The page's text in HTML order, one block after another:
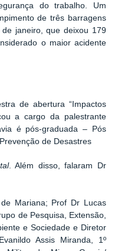
do trabalho. Um
de três barragens
janeiro, que deixou 179
o maior acidente
de abertura “Impactos
a cargo da palestrante
é pós-graduada – Pós
de Desastres
. Além disso, falaram Dr
Mariana; Prof Dr Lucas
de Pesquisa, Extensão,
e Sociedade e Diretor
Assis Miranda, 1º